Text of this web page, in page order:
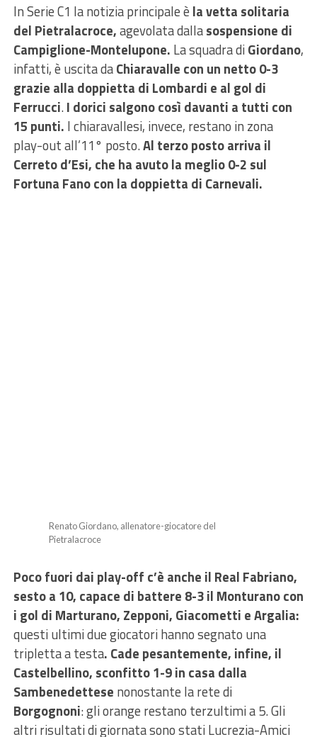
In Serie C1 la notizia principale è la vetta solitaria
del Pietralacroce,agevolata dallasospensione di
Campiglione-Montelupone. La squadra diGiordano,
infatti, è uscita daChiaravalle con un netto 0-3
grazie alla doppietta di Lombardi e al gol di
Ferrucci.I dorici salgono così davanti a tutti con
15 punti. I chiaravallesi, invece, restano in zona
play-out all’11° posto.Al terzo posto arriva il
Cerreto d’Esi, che ha avuto la meglio 0-2 sul
Fortuna Fano con la doppietta di Carnevali.
Renato Giordano, allenatore-giocatore del
Pietralacroce
Poco fuori dai play-off c’è anche il Real Fabriano,
sesto a 10, capace di battere 8-3 il Monturano con
i gol di Marturano, Zepponi, Giacometti e Argalia:
questi ultimi due giocatori hanno segnato una
tripletta a testa. Cade pesantemente, infine, il
Castelbellino, sconfitto 1-9 in casa dalla
Sambenedettese nonostante la rete di
Borgognoni: gli orange restano terzultimi a 5. Gli
altri risultati di giornata sono stati Lucrezia-Amici